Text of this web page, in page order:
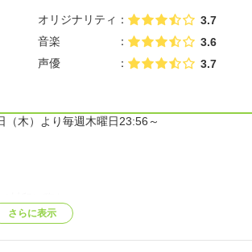
オリジナリティ
3.7
音楽
3.6
声優 3.7
木）より毎週木曜日23:56～
撃以降呪術高専内の緊張が高まる中、ついに内
さらに表示